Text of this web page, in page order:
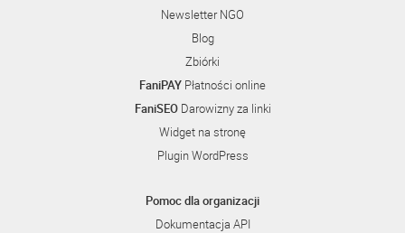
Newsletter NGO
Blog
Zbiórki
FaniPAY Płatności online
FaniSEODarowizny za linki
Widget na stronę
Plugin WordPress
Pomoc dla organizacji
Dokumentacja API